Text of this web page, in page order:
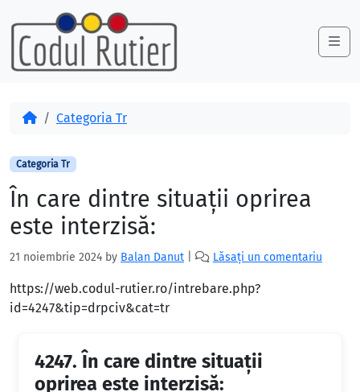
Skip to content
Skip to footer
AcasăCategoria Tr
Categoria Tr
În care dintre situații oprirea
este interzisă:
21 noiembrie 2024 by Balan Danut Lăsați un comentariu
https://web.codul-rutier.ro/intrebare.php?
id=4247&tip=drpciv&cat=tr
4247. În care dintre situații
oprirea este interzisă: